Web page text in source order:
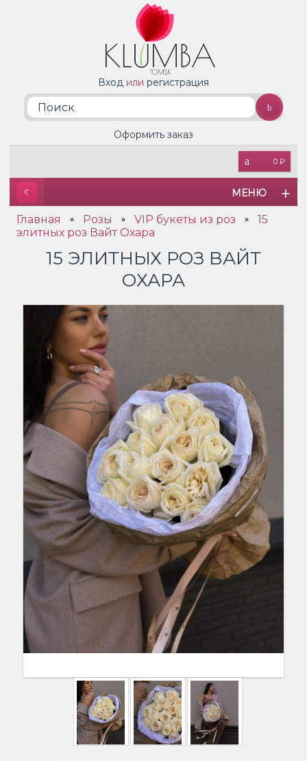
Вход или регистрация
0 ₽
Оформить заказ
МЕНЮ
Главная » Розы » VIP букеты из роз »
15
элитных роз Вайт Охара
15 ЭЛИТНЫХ РОЗ ВАЙТ
ОХАРА